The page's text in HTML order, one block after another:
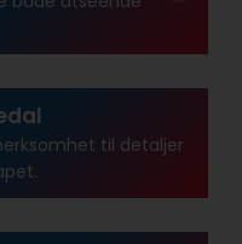
til detaljer